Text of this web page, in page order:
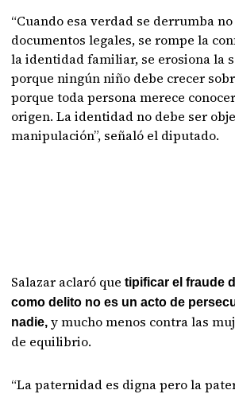
“Cuando esa verdad se derrumba
documentos legales, se rompe la
la identidad familiar, se erosiona la
porque ningún niño debe crecer
porque toda persona merece
origen. La identidad no debe ser
manipulación”, señaló el diputado.
Salazar aclaró quetipificar el fraude
como delito no es un acto de
nadie,y mucho menos contra las
de equilibrio.
“La paternidad es digna pero la